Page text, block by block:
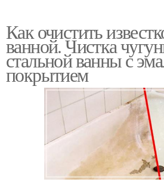
Как очистить
ванной. Чистка
стальной ванны с
покрытием